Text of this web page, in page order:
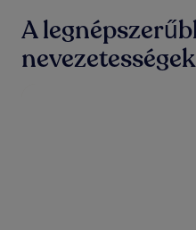
felnőttre
egy
A